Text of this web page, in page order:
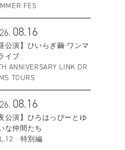
FES
08.16
昼公演】ひいらぎ繭-ワンマ
イブ
ANNIVERSARY LINK DR
TOURS
08.16
夜公演】ひろはっぴーとゆ
な仲間たち
特別編